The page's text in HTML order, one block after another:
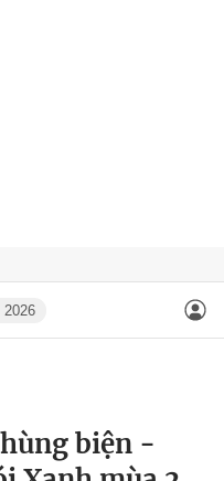
2026
biện -